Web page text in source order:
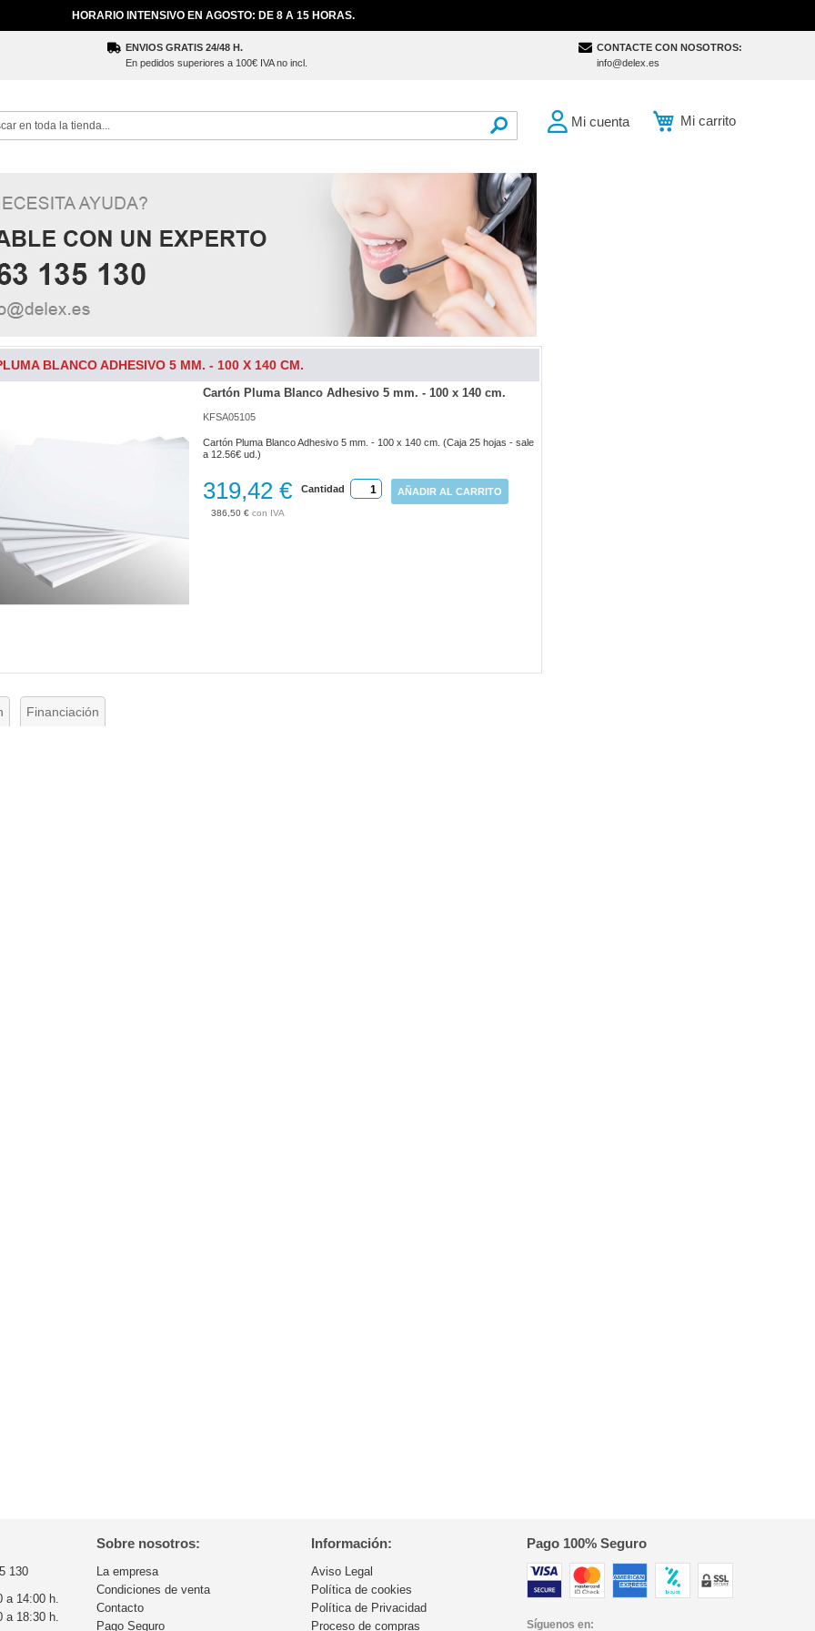
HORARIO INTENSIVO EN AGOSTO: DE 8 A 15 HORAS.
ENVIOS GRATIS 24/48 H.
En pedidos superiores a 100€ IVA no incl.
CONTACTE CON NOSOTROS:
info@delex.es
Mi carrito
Mi cuenta
BLANCO ADHESIVO 5 MM. - 100 X 140 CM.
Cartón Pluma Blanco Adhesivo 5 mm. - 100 x 140 cm.
KFSA05105
Cartón Pluma Blanco Adhesivo 5 mm. - 100 x 140 cm. (Caja 25 hojas - sale
a 12.56€ ud.)
386,50 €
319,42 € Cantidad AÑADIR AL CARRITO
Financiación
130
a 14:00 h.
a 18:30 h.
Sobre nosotros:
La empresa
Condiciones de venta
Contacto
Pago Seguro
Información:
Aviso Legal
Política de cookies
Política de Privacidad
Proceso de compras
Pago 100% Seguro
Síguenos en: